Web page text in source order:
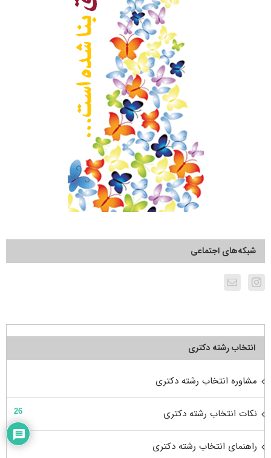
شبکه‌های اجتماعی
انتخاب رشته دکتری
مشاوره انتخاب رشته دکتری
نکات انتخاب رشته دکتری
راهنمای انتخاب رشته دکتری
26